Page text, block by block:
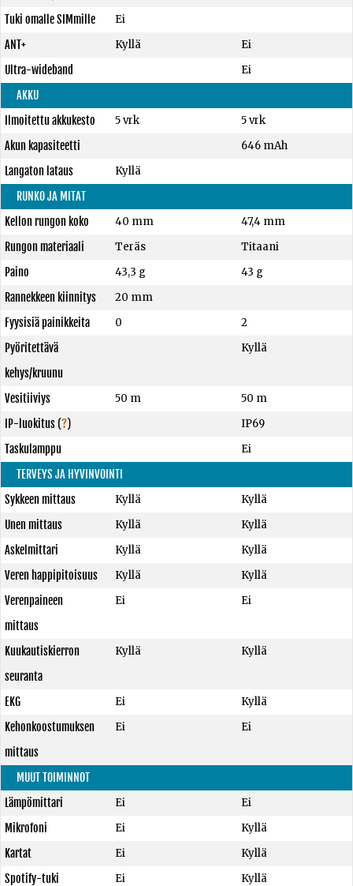
Tuki omalle SIMmille
Ei
ANT+
Kyllä
Ei
Ultra-wideband
Ei
AKKU
Ilmoitettu akkukesto
5 vrk
5 vrk
Akun kapasiteetti
646 mAh
Langaton lataus
Kyllä
RUNKO JA MITAT
Kellon rungon koko
40 mm
47,4 mm
Rungon materiaali
Teräs
Titaani
Paino
43,3 g
43 g
Rannekkeen kiinnitys
20 mm
Fyysisiä painikkeita
0
2
Pyöritettävä
kehys/kruunu
Kyllä
Vesitiiviys 50 m
50 m
IP-luokitus(?)
IP69
Taskulamppu
Ei
TERVEYS JA HYVINVOINTI
Sykkeen mittaus
Kyllä
Kyllä
Unen mittaus
Kyllä
Kyllä
Askelmittari
Kyllä
Kyllä
Veren happipitoisuus
Kyllä
Kyllä
Verenpaineen
mittaus
Ei Ei
Kuukautiskierron
seuranta
Kyllä Kyllä
EKG Ei
Kyllä
Kehonkoostumuksen
mittaus
Ei Ei
MUUT TOIMINNOT
Lämpömittari
Ei
Ei
Mikrofoni
Ei
Kyllä
Kartat
Ei
Kyllä
Spotify-tuki
Ei Kyllä